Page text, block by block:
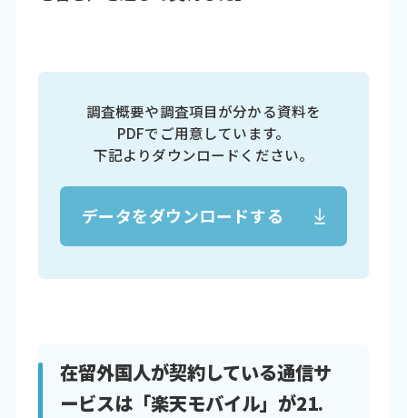
調査概要や調査項目が分かる資料を
PDFでご用意しています。
下記よりダウンロードください。
データをダウンロードする
在留外国人が契約している通信サ
ービスは「楽天モバイル」が21.